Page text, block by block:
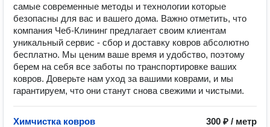
самые современные методы и технологии которые
безопасны для вас и вашего дома. Важно отметить, что
компания Чеб-Клининг предлагает своим клиентам
уникальный сервис - сбор и доставку ковров абсолютно
бесплатно. Мы ценим ваше время и удобство, поэтому
берем на себя все заботы по транспортировке ваших
ковров. Доверьте нам уход за вашими коврами, и мы
гарантируем, что они станут снова свежими и чистыми.
Химчистка ковров
300 ₽ / метр